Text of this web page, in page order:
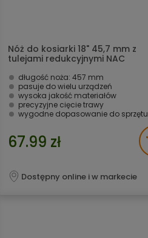
Nóż do kosiarki 18" 45,7 mm z
tulejami redukcyjnymi NAC
długość noża: 457 mm
pasuje do wielu urządzeń
wysoka jakość materiałów
precyzyjne cięcie trawy
wygodne dopasowanie do sprzętu
67.99 zł
Dostępny online i w markecie